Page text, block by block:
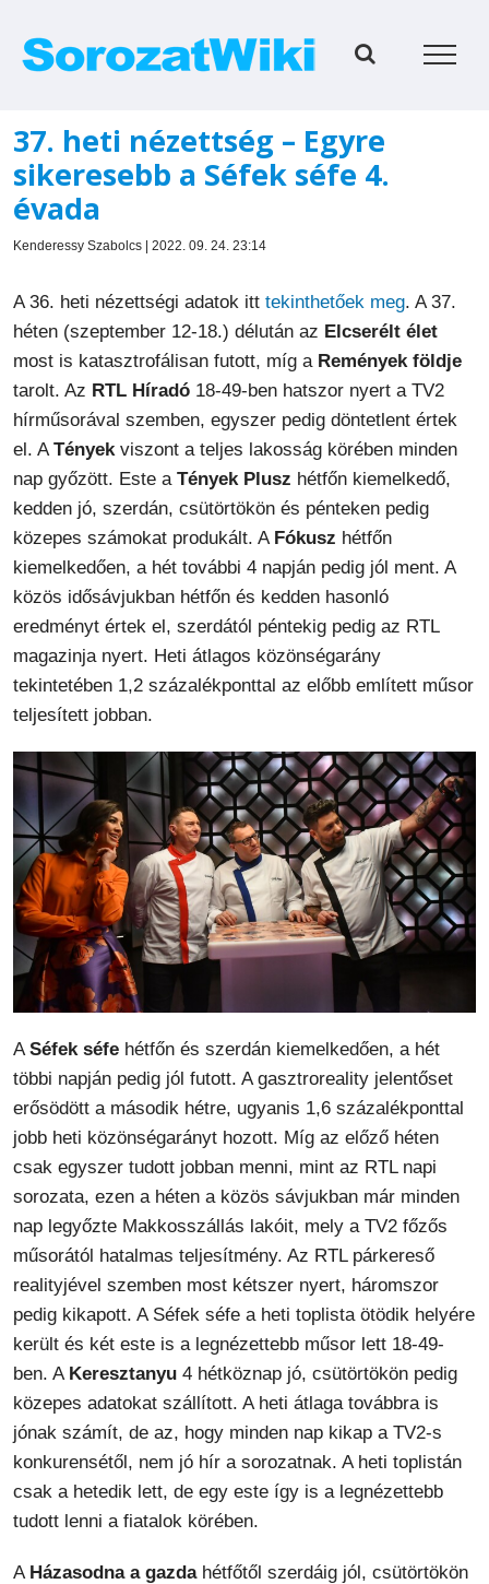
37. heti nézettség – Egyre
sikeresebb a Séfek séfe 4.
évada
Kenderessy Szabolcs | 2022. 09. 24. 23:14
A 36. heti nézettségi adatok itt tekinthetőek meg. A 37.
héten (szeptember 12-18.) délután az Elcserélt élet
most is katasztrofálisan futott, míg a Remények földje
tarolt. Az RTL Híradó 18-49-ben hatszor nyert a TV2
hírműsorával szemben, egyszer pedig döntetlent értek
el. ATényekviszont a teljes lakosság körében minden
nap győzött. Este a Tények Plusz hétfőn kiemelkedő,
kedden jó, szerdán, csütörtökön és pénteken pedig
közepes számokat produkált. A Fókusz hétfőn
kiemelkedően, a hét további 4 napján pedig jól ment. A
közös idősávjukban hétfőn és kedden hasonló
eredményt értek el, szerdától péntekig pedig az RTL
magazinja nyert. Heti átlagos közönségarány
tekintetében 1,2 százalékponttal az előbb említett műsor
teljesített jobban.
A Séfek séfe hétfőn és szerdán kiemelkedően, a hét
többi napján pedig jól futott. A gasztroreality jelentőset
erősödött a második hétre, ugyanis 1,6 százalékponttal
jobb heti közönségarányt hozott. Míg az előző héten
csak egyszer tudott jobban menni, mint az RTL napi
sorozata, ezen a héten a közös sávjukban már minden
nap legyőzte Makkosszállás lakóit, mely a TV2 főzős
műsorától hatalmas teljesítmény. Az RTL párkereső
realityjével szemben most kétszer nyert, háromszor
pedig kikapott. A Séfek séfe a heti toplista ötödik helyére
került és két este is a legnézettebb műsor lett 18-49-
ben. A Keresztanyu 4 hétköznap jó, csütörtökön pedig
közepes adatokat szállított. A heti átlaga továbbra is
jónak számít, de az, hogy minden nap kikap a TV2-s
konkurensétől, nem jó hír a sorozatnak. A heti toplistán
csak a hetedik lett, de egy este így is a legnézettebb
tudott lenni a fiatalok körében.
A Házasodna a gazda hétfőtől szerdáig jól, csütörtökön